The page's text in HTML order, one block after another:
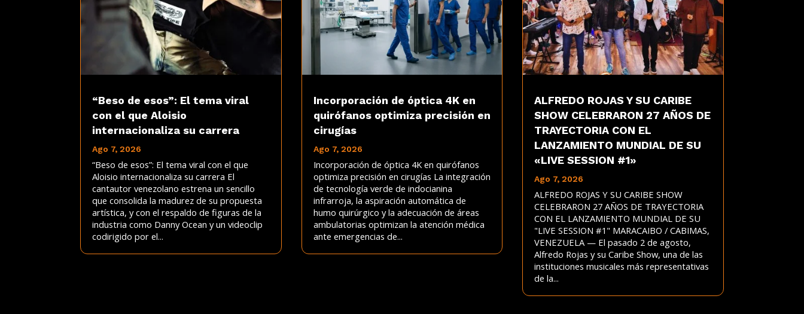
“Beso de esos”: El tema viral
con el que Aloisio
internacionaliza su carrera
Ago 7, 2026
“Beso de esos”: El tema viral con el que
Aloisio internacionaliza su carrera El
cantautor venezolano estrena un sencillo
que consolida la madurez de su propuesta
artística, y con el respaldo de figuras de la
industria como Danny Ocean y un videoclip
codirigido por el...
Incorporación de óptica 4K en
quirófanos optimiza precisión en
cirugías
Ago 7, 2026
Incorporación de óptica 4K en quirófanos
optimiza precisión en cirugías La integración
de tecnología verde de indocianina
infrarroja, la aspiración automática de
humo quirúrgico y la adecuación de áreas
ambulatorias optimizan la atención médica
ante emergencias de...
ALFREDO ROJAS Y SU CARIBE
SHOW CELEBRARON 27 AÑOS DE
TRAYECTORIA CON EL
LANZAMIENTO MUNDIAL DE SU
«LIVE SESSION #1»
Ago 7, 2026
ALFREDO ROJAS Y SU CARIBE SHOW
CELEBRARON 27 AÑOS DE TRAYECTORIA
CON EL LANZAMIENTO MUNDIAL DE SU
"LIVE SESSION #1" MARACAIBO / CABIMAS,
VENEZUELA — El pasado 2 de agosto,
Alfredo Rojas y su Caribe Show, una de las
instituciones musicales más representativas
de la...